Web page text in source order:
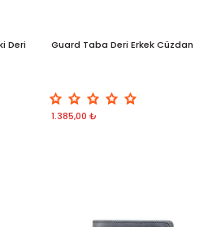
Deri
Guard Taba Deri Erkek Cüzdan
1.385,00 ₺